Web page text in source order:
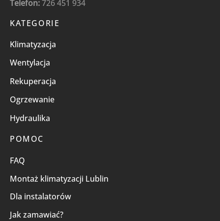
Telefon:726 451 934
KATEGORIE
Klimatyzacja
Wentylacja
Rekuperacja
Ogrzewanie
Hydraulika
POMOC
FAQ
Montaż klimatyzacji Lublin
Dla instalatorów
Jak zamawiać?